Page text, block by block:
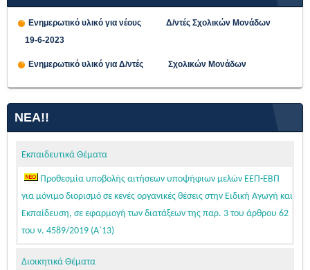
Ενημερωτικό υλικό για νέους Δ/ντές Σχολικών Μονάδων
19-6-2023
Ενημερωτικό υλικό για Δ/ντές Σχολικών Μονάδων
ΝΈΑ!!
Εκπαιδευτικά Θέματα
Προθεσμία υποβολής αιτήσεων υποψήφιων μελών ΕΕΠ-ΕΒΠ
για μόνιμο διορισμό σε κενές οργανικές θέσεις στην Ειδική Αγωγή και
Εκπαίδευση, σε εφαρμογή των διατάξεων της παρ. 3 του άρθρου 62
του ν. 4589/2019 (Α΄13)
Τετάρτη, 05 Αυγούστου 2026
ΑΣΕΠ/04-08-2026 – ΑΔΑ: Ψ58446ΝΚΠΔ-03Π)...
Διοικητικά Θέματα
Δευτέρα, 29 Ιουνίου 2026